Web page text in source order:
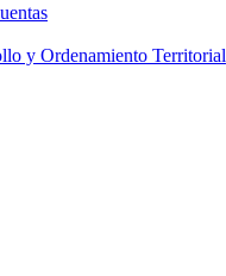
y Ordenamiento Territorial